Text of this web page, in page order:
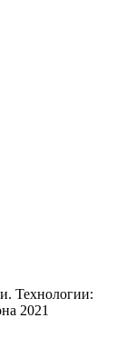
Технологии:
2021